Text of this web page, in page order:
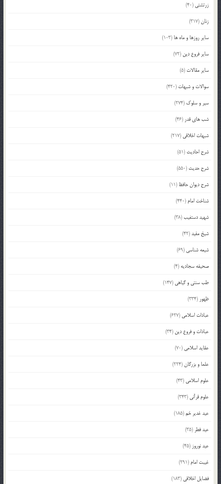
زرتشتی (40)
زنان(317)
سایر روزها و ماه ها (103)
سایر فروع دین (72)
سایر مقالات (5)
سوالات و شبهات (420)
سیر و سلوک (274)
شب های قدر (46)
شبهات اخلاقی (217)
شرح احادیث (51)
شرح حدیث (550)
شرح دیوان حافظ (11)
شناخت امام (440)
شهید دستغیب(38)
شیخ مفید(42)
شیعه شناسی (69)
صحیفه سجادیه (4)
طب سنتی و گیاهی (147)
ظهور (334)
عبادات اسلامی (627)
عبادات و فروع دین (34)
عقاید اسلامی (70)
علما و بزرگان(224)
علوم اسلامی (43)
علوم قرآنی (343)
عید غدیر خم(185)
عید فطر (35)
عید نوروز (45)
غیبت امام (291)
فضایل اخلاقی (183)